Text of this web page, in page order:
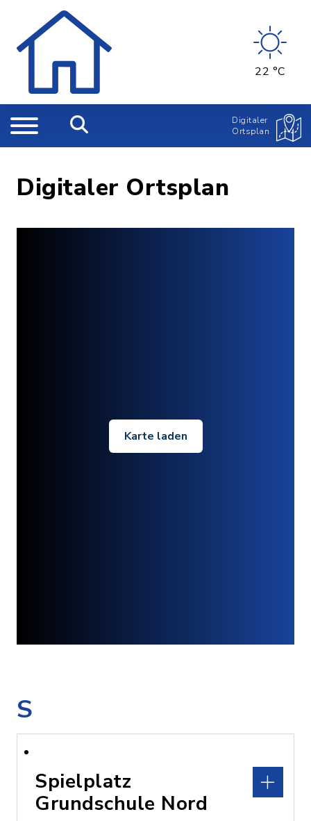
22 °C
Digitaler
Ortsplan
Digitaler Ortsplan
Karte laden
S
Spielplatz
Grundschule Nord